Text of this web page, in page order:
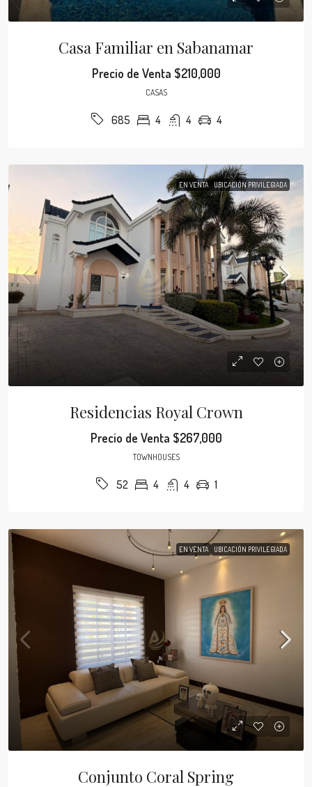
Casa Familiar en Sabanamar
Precio de Venta $210,000
CASAS
685 4 4 4
EN VENTA UBICACIÓN PRIVILEGIADA
Residencias Royal Crown
Precio de Venta $267,000
TOWNHOUSES
52 4 4 1
EN VENTA UBICACIÓN PRIVILEGIADA
Conjunto Coral Spring